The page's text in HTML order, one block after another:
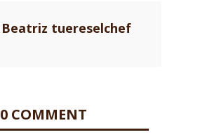
Beatriz tuereselchef
0 COMMENT